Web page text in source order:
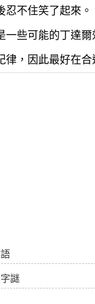
忍不住笑了起來。
一些可能的丁達
律，因此最好在合
謎